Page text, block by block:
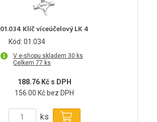
01.034 Klíč víceúčelový LK 4
Kód: 01.034
V e-shopu skladem 30 ks
Celkem 77 ks
188.76 Kč s DPH
156.00 Kč bez DPH
ks